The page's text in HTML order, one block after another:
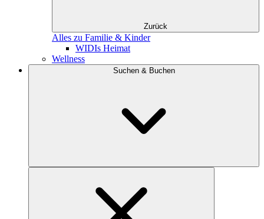
Zurück
Alles zu Familie & Kinder
WIDIs Heimat
Wellness
Suchen & Buchen